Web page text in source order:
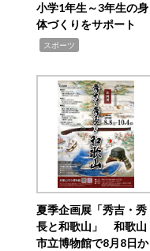
小学1年生～3年生の身
体づくりをサポート
スポーツ
夏季企画展「秀吉・秀
長と和歌山」 和歌山
市立博物館で8月8日か